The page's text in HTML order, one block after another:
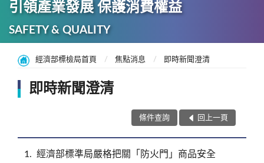
引領產業發展 保護消費權益
SAFETY & QUALITY
經濟部標檢局首頁 焦點消息 即時新聞澄清
即時新聞澄清
條件查詢 回上一頁
1 經濟部標準局嚴格把關「防火門」商品安全